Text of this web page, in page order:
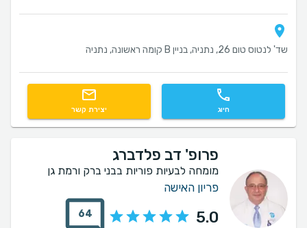
שד' לנטוס טום 26, נתניה, בניין B קומה ראשונה, נתניה
חיוג יצירת קשר
פרופ' דב פלדברג
מומחה לבעיות פוריות בבני ברק ורמת גן
פריון האישה
5.0
64